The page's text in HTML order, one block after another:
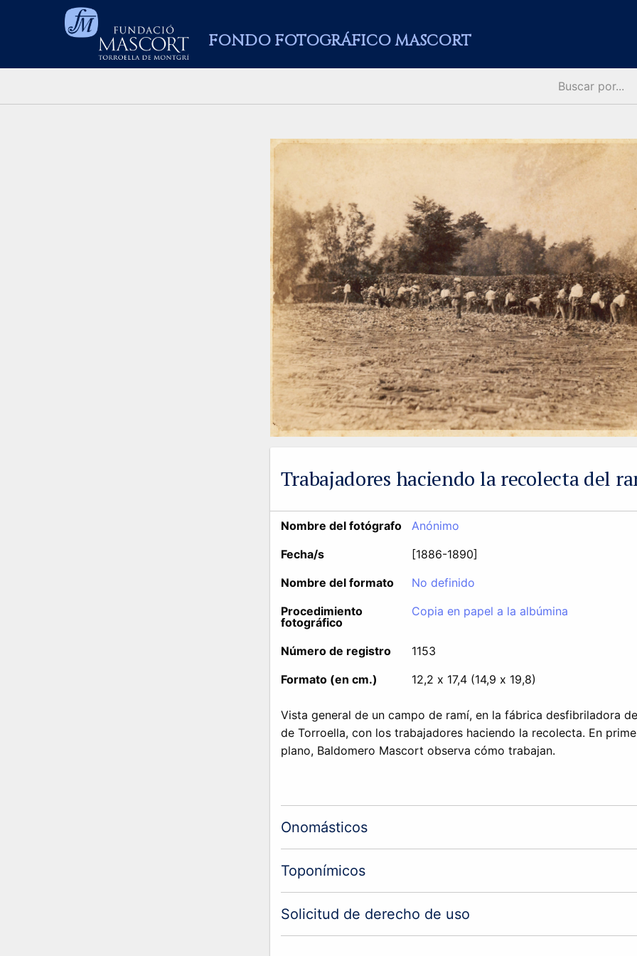
FONDO FOTOGRÁFICO MASCORT
Trabajadores haciendo la recolecta del
Nombre del fotógrafo
Anónimo
Fecha/s
[1886-1890]
Nombre del formato
No definido
Procedimiento
fotográfico
Copia en papel a la albúmina
Número de registro
1153
Formato (en cm.)
12,2 x 17,4 (14,9 x 19,8)
Vista general de un campo de ramí, en la fábrica desfibriladora
de Torroella, con los trabajadores haciendo la recolecta. En
plano, Baldomero Mascort observa cómo trabajan.
Onomásticos
Toponímicos
Solicitud de derecho de uso